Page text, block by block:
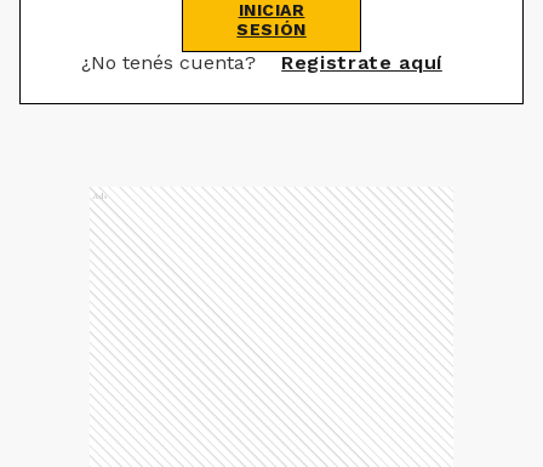
INICIAR
SESIÓN
¿No tenés cuenta? Registrate aquí
Ads